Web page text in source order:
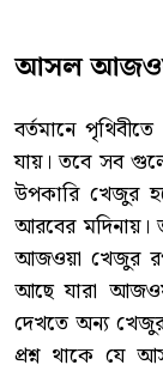
আসল
বর্তমানে
যায়। তবে সব
উপকারি খেজুর
আরবের মদিনায়।
আজওয়া খেজুর
আছে যারা
দেখতে অন্য
প্রশ্ন থাকে যে